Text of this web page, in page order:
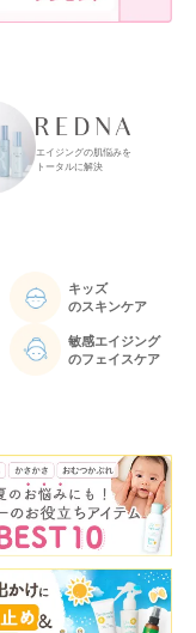
エイジングの肌悩みを
トータルに解決
キッズ
のスキンケア
敏感エイジング
のフェイスケア